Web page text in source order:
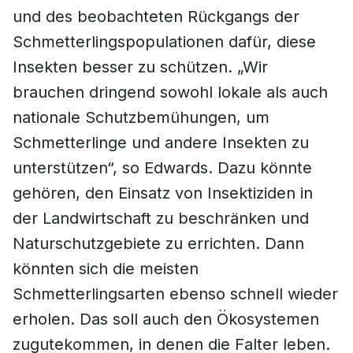
und des beobachteten Rückgangs der
Schmetterlingspopulationen dafür, diese
Insekten besser zu schützen. „Wir
brauchen dringend sowohl lokale als auch
nationale Schutzbemühungen, um
Schmetterlinge und andere Insekten zu
unterstützen“, so Edwards. Dazu könnte
gehören, den Einsatz von Insektiziden in
der Landwirtschaft zu beschränken und
Naturschutzgebiete zu errichten. Dann
könnten sich die meisten
Schmetterlingsarten ebenso schnell wieder
erholen. Das soll auch den Ökosystemen
zugutekommen, in denen die Falter leben.